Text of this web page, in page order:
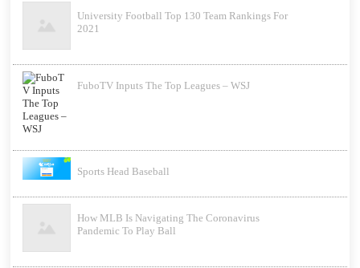
University Football Top 130 Team Rankings For
2021
FuboTV Inputs The Top Leagues – WSJ
Sports Head Baseball
How MLB Is Navigating The Coronavirus
Pandemic To Play Ball